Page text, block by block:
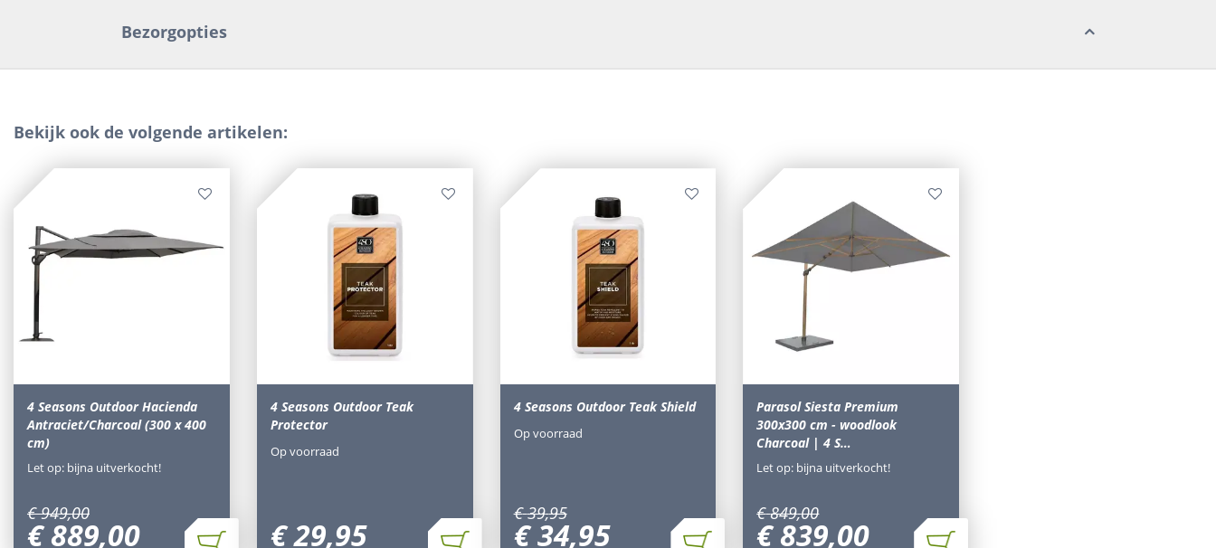
Bezorgopties
Bekijk ook de volgende artikelen:
4 Seasons Outdoor Hacienda
Antraciet/Charcoal (300 x 400
cm)
€ 949,00
€ 889,00
Let op: bijna uitverkocht!
4 Seasons Outdoor Teak
Protector
€29,95
Op voorraad
4 Seasons Outdoor Teak Shield
€ 39,95
€34,95
Op voorraad
Parasol Siesta Premium
300x300 cm - woodlook
Charcoal | 4 S…
€ 849,00
€ 839,00
Let op: bijna uitverkocht!